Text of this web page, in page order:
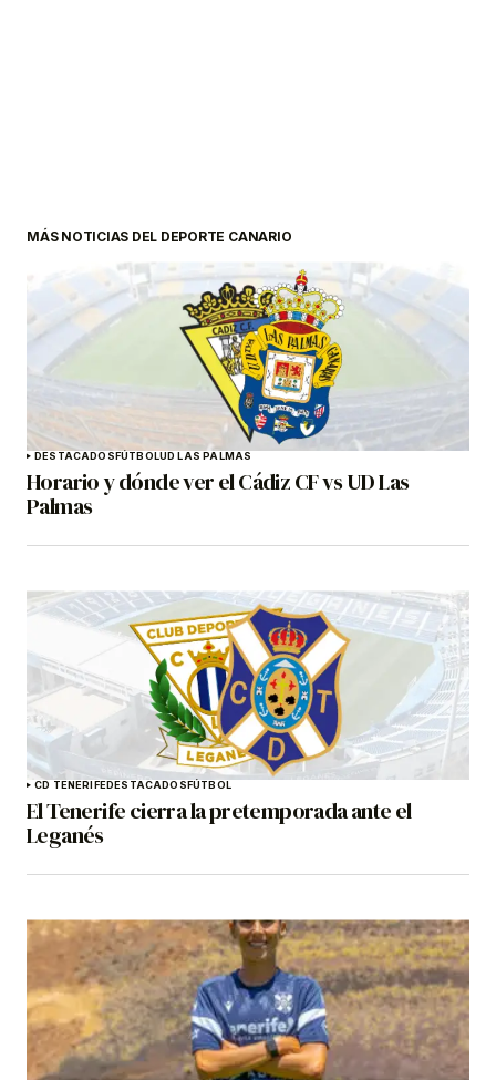
MÁS NOTICIAS DEL DEPORTE CANARIO
DESTACADOS FÚTBOLUD LAS PALMAS
Horario y dónde ver el Cádiz CF vs UD Las
Palmas
CD TENERIFEDESTACADOS FÚTBOL
El Tenerife cierra la pretemporada ante el
Leganés